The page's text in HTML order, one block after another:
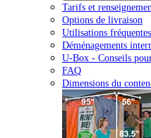
Tarifs et
Options de livraison
Utilisations fréquentes
Déménagements
U-Box - Conseils
FAQ
Dimensions du